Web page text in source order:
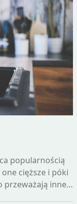
popularnością
cięższe i póki
przeważają inne…